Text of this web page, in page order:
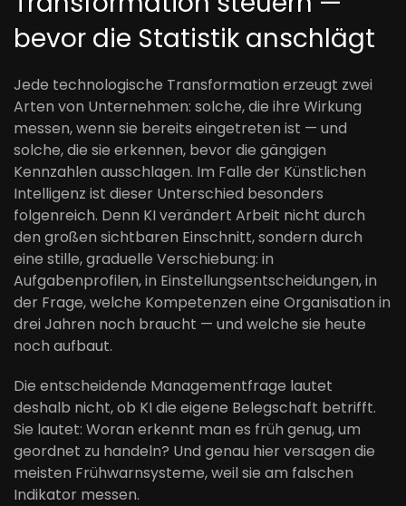
bevor die Statistik anschlägt
Jede technologische Transformation erzeugt zwei
Arten von Unternehmen: solche, die ihre Wirkung
messen, wenn sie bereits eingetreten ist — und
solche, die sie erkennen, bevor die gängigen
Kennzahlen ausschlagen. Im Falle der Künstlichen
Intelligenz ist dieser Unterschied besonders
folgenreich. Denn KI verändert Arbeit nicht durch
den großen sichtbaren Einschnitt, sondern durch
eine stille, graduelle Verschiebung: in
Aufgabenprofilen, in Einstellungsentscheidungen, in
der Frage, welche Kompetenzen eine Organisation in
drei Jahren noch braucht — und welche sie heute
noch aufbaut.
Die entscheidende Managementfrage lautet
deshalb nicht, ob KI die eigene Belegschaft betrifft.
Sie lautet: Woran erkennt man es früh genug, um
geordnet zu handeln? Und genau hier versagen die
meisten Frühwarnsysteme, weil sie am falschen
Indikator messen.